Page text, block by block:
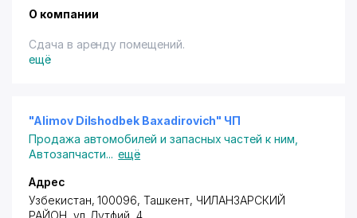
О компании
Сдача в аренду помещений.
ещё
"Alimov Dilshodbek Baxadirovich" ЧП
Продажа автомобилей и запасных частей к ним
Автозапчасти... ещё
Адрес
Узбекистан, 100096, Ташкент, ЧИЛАНЗАРСКИЙ
РАЙОН ул. Лутфий , 4